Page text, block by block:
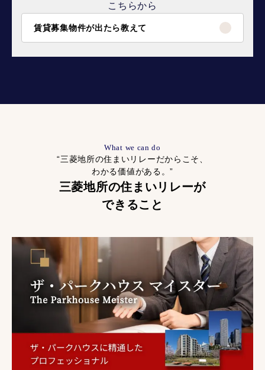
こちらから
賃貸募集物件が出たら教えて
What we can do
“三菱地所の住まいリレーだからこそ、
わかる価値がある。”
三菱地所の住まいリレーが
できること